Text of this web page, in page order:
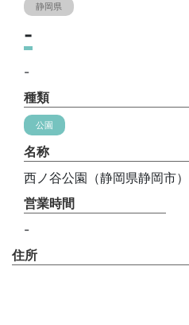
静岡県
-
-
種類
公園
名称
西ノ谷公園（静岡県静岡市）
営業時間
-
住所